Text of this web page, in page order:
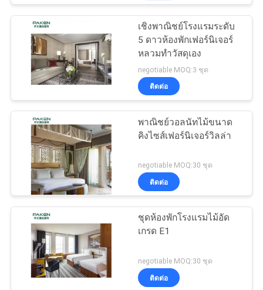
เชิงพาณิชย์โรงแรมระดับ
5 ดาวห้องพักเฟอร์นิเจอร์
หลวมทำวัสดุเอง
negotiable MOQ:3 ชุด
ติดต่อ
พาณิชย์วอลนัทไม้ขนาด
คิงไซส์เฟอร์นิเจอร์วิลล่า
negotiable MOQ:30 ชุด
ติดต่อ
ชุดห้องพักโรงแรมไม้อัด
เกรด E1
negotiable MOQ:30 ชุด
ติดต่อ